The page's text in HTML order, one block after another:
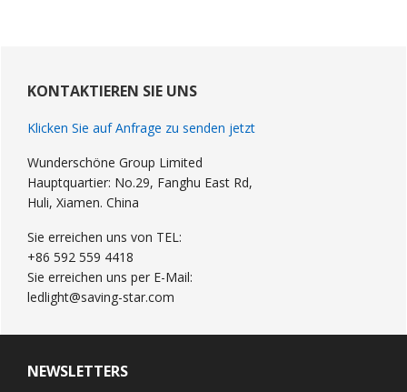
Sidebar
KONTAKTIEREN SIE UNS
Klicken Sie auf Anfrage zu senden jetzt
Wunderschöne Group Limited
Hauptquartier: No.29, Fanghu East Rd,
Huli, Xiamen. China
Sie erreichen uns von TEL:
+86 592 559 4418
Sie erreichen uns per E-Mail:
ledlight@saving-star.com
NEWSLETTERS